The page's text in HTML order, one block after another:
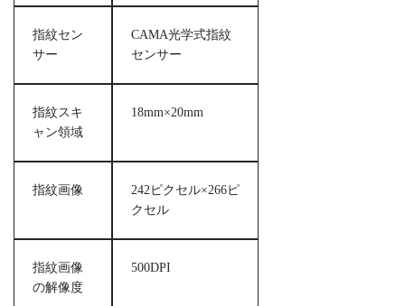
指紋セン
サー
CAMA光学式指紋
センサー
指紋スキ
ャン領域
18mm×20mm
指紋画像
242ピクセル×266ピ
クセル
指紋画像
の解像度
500DPI